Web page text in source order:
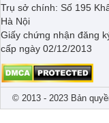
Trụ sở chính: Số 195
Hà Nội
Giấy chứng nhận đăng
cấp ngày 02/12/2013
© 2013 - 2023 Bản